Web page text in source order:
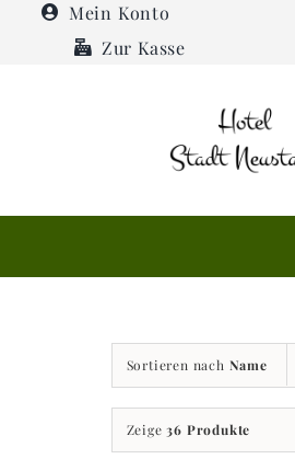
Mein Konto
Zur Kasse
Sortieren nach Name
Zeige36 Produkte